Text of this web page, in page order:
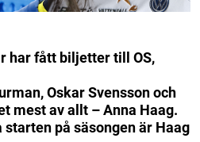
har fått biljetter till OS,
Oskar Svensson och
mest av allt – Anna Haag.
på säsongen är Haag